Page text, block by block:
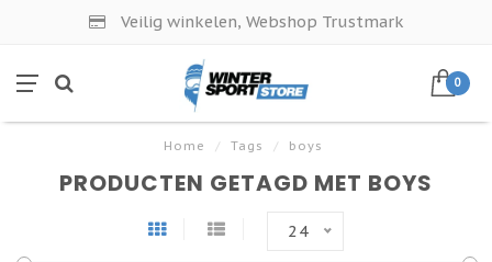
Veilig winkelen, Webshop Trustmark
0
Home / Tags / boys
PRODUCTEN GETAGD MET BOYS
24